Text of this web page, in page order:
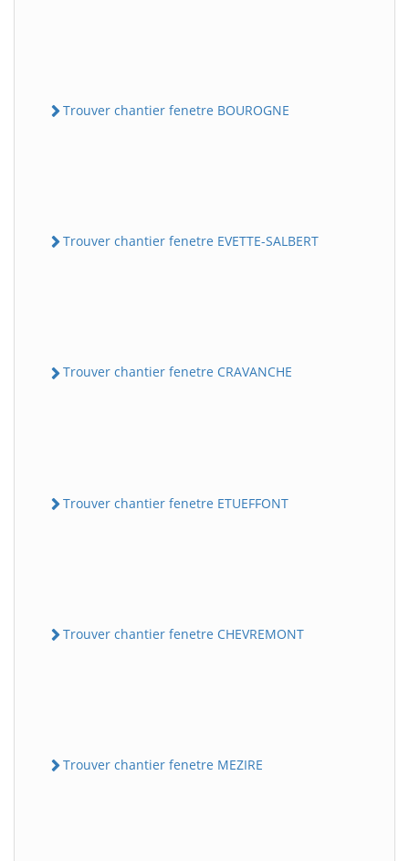
Trouver chantier fenetre BOUROGNE
Trouver chantier fenetre EVETTE-SALBERT
Trouver chantier fenetre CRAVANCHE
Trouver chantier fenetre ETUEFFONT
Trouver chantier fenetre CHEVREMONT
Trouver chantier fenetre MEZIRE